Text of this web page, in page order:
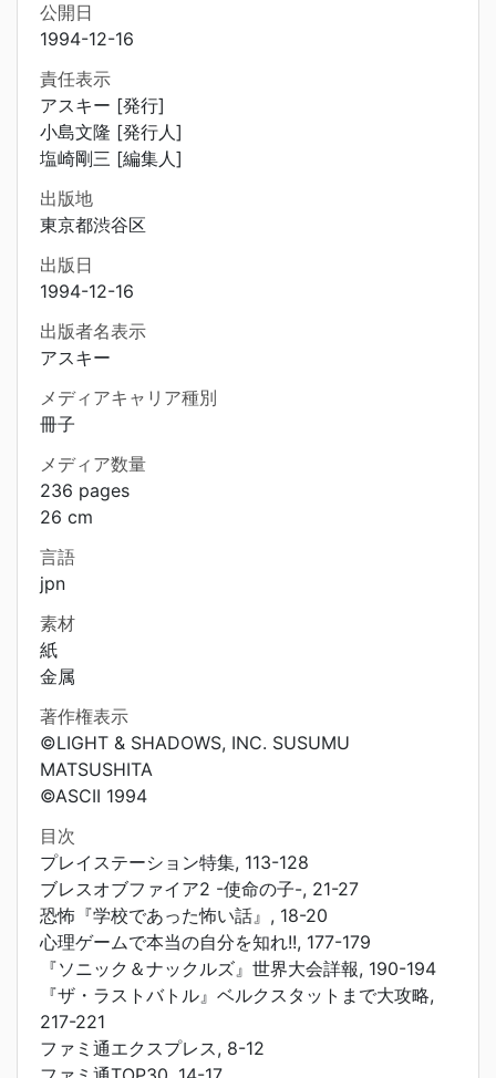
公開日
1994-12-16
責任表示
アスキー [発行]
小島文隆 [発行人]
塩崎剛三 [編集人]
出版地
東京都渋谷区
出版日
1994-12-16
出版者名表示
アスキー
メディアキャリア種別
冊子
メディア数量
236 pages
26 cm
言語
jpn
素材
紙
金属
著作権表示
©LIGHT & SHADOWS, INC. SUSUMU
MATSUSHITA
©ASCII 1994
目次
プレイステーション特集, 113-128
ブレスオブファイア2 -使命の子-, 21-27
恐怖『学校であった怖い話』, 18-20
心理ゲームで本当の自分を知れ!!, 177-179
『ソニック＆ナックルズ』世界大会詳報, 190-194
『ザ・ラストバトル』ベルクスタットまで大攻略,
217-221
ファミ通エクスプレス, 8-12